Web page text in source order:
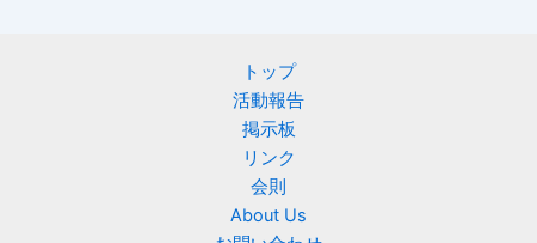
トップ
活動報告
掲示板
リンク
会則
About Us